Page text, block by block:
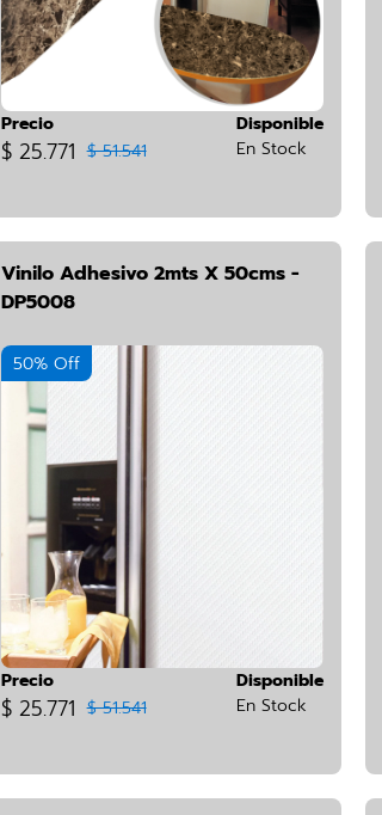
Precio
$ 25.771 $ 51.541
Disponible
En Stock
Vinilo Adhesivo 2mts X 50cms -
DP5008
50% Off
Precio
$ 25.771 $ 51.541
Disponible
En Stock